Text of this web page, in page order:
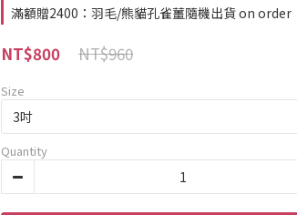
滿額贈2400：羽毛/熊貓孔雀薑隨機出貨 on order
NT$960
NT$800
Size
Quantity